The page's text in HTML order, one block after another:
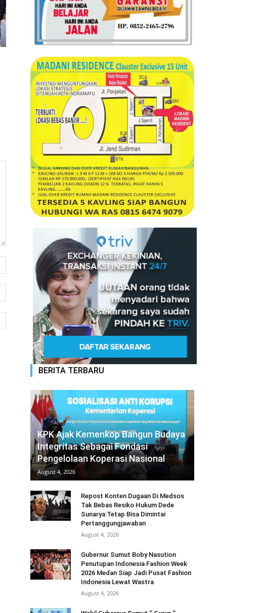
BERITA TERBARU
KPK Ajak Kemenkop Bangun Budaya
Integritas Sebagai Fondasi
Pengelolaan Koperasi Nasional
August 4, 2026
Repost Konten Dugaan Di Medsos
Tak Bebas Resiko Hukum Dede
Sunarya:Tetap Bisa Dimintai
Pertanggungjawaban
August 4, 2026
Gubernur Sumut Boby Nasution
Penutupan Indonesia Fashion Week
2026 Medan Siap Jadi Pusat Fashion
Indonesia Lewat Wastra
August 4, 2026